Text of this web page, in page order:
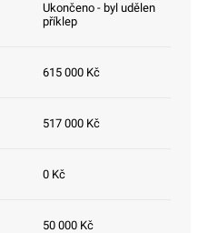
Ukončeno - byl udělen
příklep
615 000 Kč
517 000 Kč
0 Kč
50 000 Kč